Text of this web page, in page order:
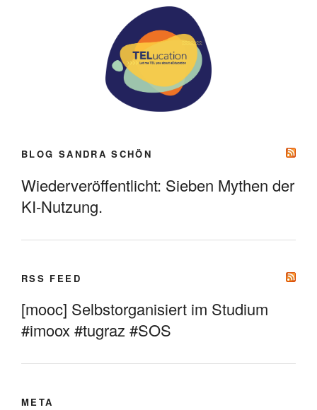
BLOG SANDRA SCHÖN
Wiederveröffentlicht: Sieben Mythen der
KI-Nutzung.
RSS FEED
[mooc] Selbstorganisiert im Studium
#imoox #tugraz #SOS
META